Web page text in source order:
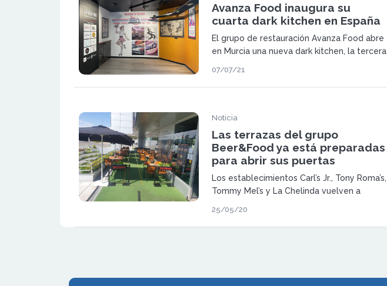
Avanza Food inaugura su
cuarta dark kitchen en España
El grupo de restauración Avanza Food abre
en Murcia una nueva dark kitchen, la tercera
plan de desarrollo para impulsar su división
de dark kitchens.
07/07/21
Noticia
Las terrazas del grupo
Beer&Food ya está preparadas
para abrir sus puertas
Los establecimientos Carl’s Jr., Tony Roma’s,
Tommy Mel’s y La Chelinda vuelven a
máximas garantías de seguridad e higiene
para todos
25/05/20